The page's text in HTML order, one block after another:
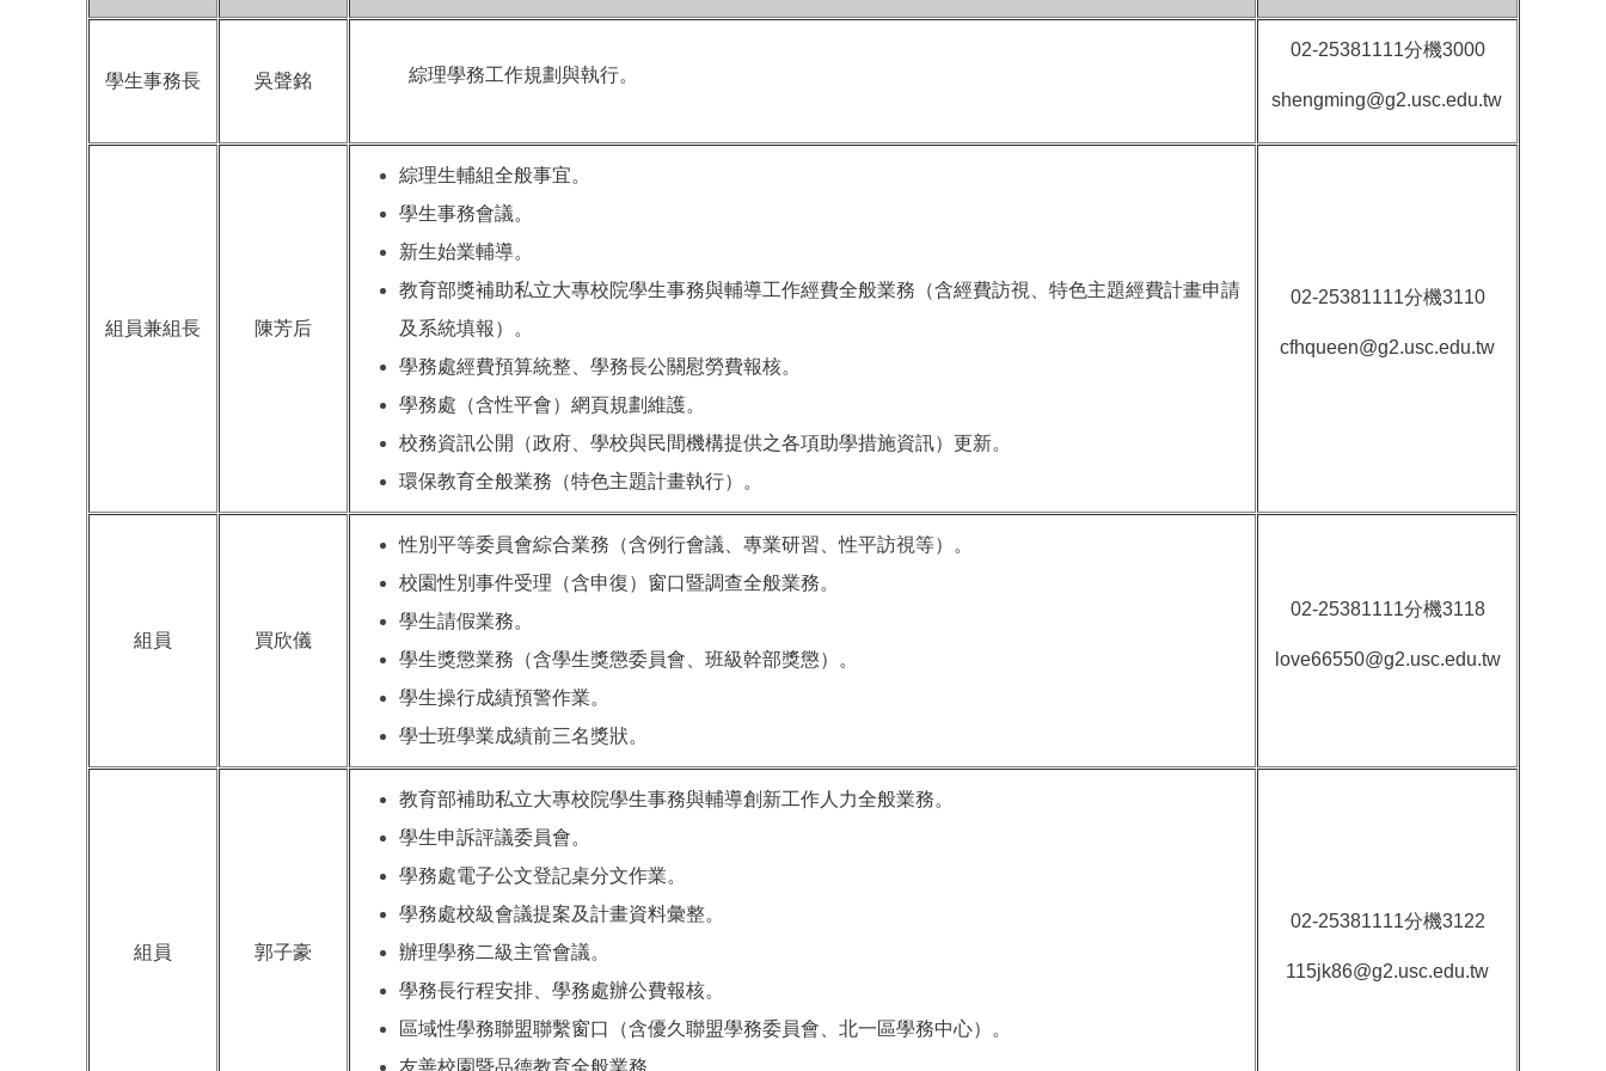
學生事務長 吳聲銘 綜理學務工作規劃與執行。
02-25381111分機3000
shengming@g2.usc.edu.tw
組員兼組長 陳芳后
綜理生輔組全般事宜。
學生事務會議。
新生始業輔導。
教育部獎補助私立大專校院學生事務與輔導工作經費全般業務（含經費訪視、特色主題經費計畫申請
及系統填報）。
學務處經費預算統整、學務長公關慰勞費報核。
學務處（含性平會）網頁規劃維護。
校務資訊公開（政府、學校與民間機構提供之各項助學措施資訊）更新。
環保教育全般業務（特色主題計畫執行）。
02-25381111分機3110
cfhqueen@g2.usc.edu.tw
組員 買欣儀
性別平等委員會綜合業務（含例行會議、專業研習、性平訪視等）。
校園性別事件受理（含申復）窗口暨調查全般業務。
學生請假業務。
學生獎懲業務（含學生獎懲委員會、班級幹部獎懲）。
學生操行成績預警作業。
學士班學業成績前三名獎狀。
02-25381111分機3118
love66550@g2.usc.edu.tw
組員 郭子豪
教育部補助私立大專校院學生事務與輔導創新工作人力全般業務。
學生申訴評議委員會。
學務處電子公文登記桌分文作業。
學務處校級會議提案及計畫資料彙整。
辦理學務二級主管會議。
學務長行程安排、學務處辦公費報核。
區域性學務聯盟聯繫窗口（含優久聯盟學務委員會、北一區學務中心）。
友善校園暨品德教育全般業務。
02-25381111分機3122
115jk86@g2.usc.edu.tw